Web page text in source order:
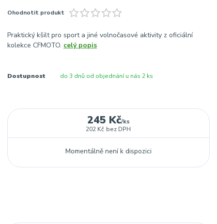
Ohodnotit produkt
Praktický kšilt pro sport a jiné volnočasové aktivity z oficiální
kolekce CFMOTO. celý popis
Dostupnost do 3 dnů od objednání u nás 2 ks
245 Kč/ks
202 Kč bez DPH
Momentálně není k dispozici